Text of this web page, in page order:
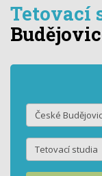
Tetovací